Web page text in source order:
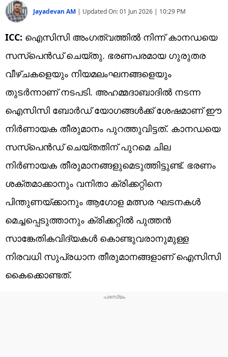
Jayadevan AM | Updated On:01 Jun 2026 | 10:29 PM
ICC: ഐസിസി അംഗത്വത്തിൽ നിന്ന് കാനഡയെ
സസ്‌പെന്‍ഡ് ചെയ്തു. ഭരണപരമായ ഗുരുതര
വീഴ്ചകളെയും നിയമലംഘനങ്ങളെയും
തുടർന്നാണ് നടപടി. അഹമ്മദാബാദിൽ നടന്ന
ഐസിസി ബോർഡ് യോഗങ്ങൾക്ക് ശേഷമാണ് ഈ
നിർണായക തീരുമാനം പുറത്തുവിട്ടത്. കാനഡയെ
സസ്‌പെന്‍ഡ് ചെയ്തതിന് പുറമെ ചില
നിര്‍ണായക തീരുമാനങ്ങളുമെടുത്തിട്ടുണ്ട്. ഭരണം
ശക്തമാക്കാനും വനിതാ ക്രിക്കറ്റിനെ
പിന്തുണയ്ക്കാനും ആഗോള മത്സര ഘടനകൾ
മെച്ചപ്പെടുത്താനും ക്രിക്കറ്റിൽ പുത്തൻ
സാങ്കേതികവിദ്യകൾ കൊണ്ടുവരാനുമുള്ള
നിരവധി സുപ്രധാന തീരുമാനങ്ങളാണ് ഐസിസി
കൈക്കൊണ്ടത്.